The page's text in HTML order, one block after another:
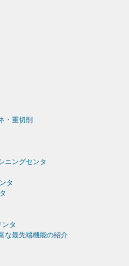
・重切削
ニングセンタ
タ
ンタ
な最先端機能の紹介